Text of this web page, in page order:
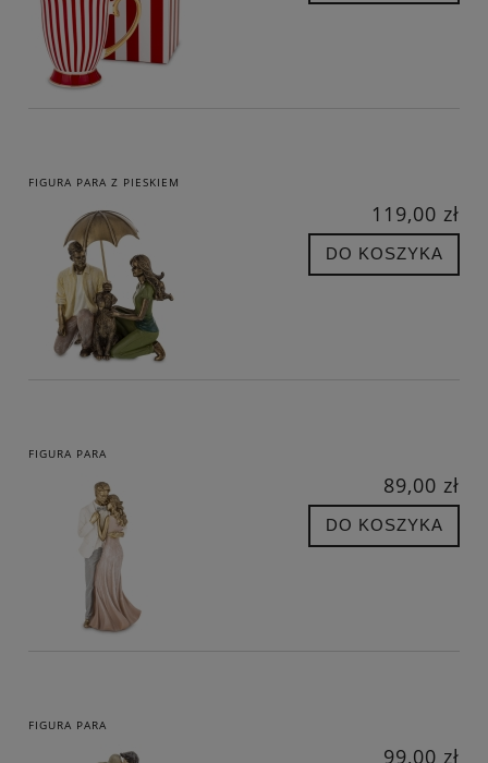
FIGURA PARA Z PIESKIEM
119,00 zł
DO KOSZYKA
FIGURA PARA
89,00 zł
DO KOSZYKA
FIGURA PARA
99,00 zł